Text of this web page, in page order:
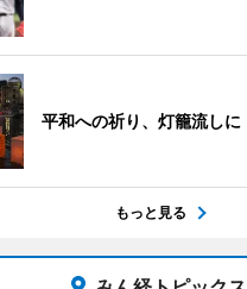
平和への祈り、灯籠流しに
もっと見る